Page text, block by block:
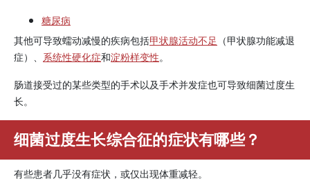
糖尿病
其他可导致蠕动减慢的疾病包括甲状腺活动不足 （甲状腺功能减退
症）、 系统性硬化症和淀粉样变性。
肠道接受过的某些类型的手术以及手术并发症也可导致细菌过度生
长。
细菌过度生长综合征的症状有哪些？
有些患者几乎没有症状，或仅出现体重减轻。